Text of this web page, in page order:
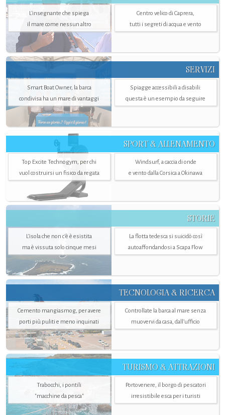
L'insegnante che spiega
il mare come nessun altro
Centro velico di Caprera,
tutti i segreti di acqua e vento
SERVIZI
Smart Boat Owner, la barca
condivisa ha un mare di vantaggi
Spiagge accessibili a disabili:
questa è un esempio da seguire
SPORT & ALLENAMENTO
Top Excite Technogym, per chi
vuol costruirsi un fisico da regata
Windsurf, a caccia di onde
e vento dalla Corsica a Okinawa
STORIE
L’isola che non c'è è esistita
ma è vissuta solo cinque mesi
La flotta tedesca si suicidò così
autoaffondandosi a Scapa Flow
TECNOLOGIA & RICERCA
Cemento mangiasmog, per avere
porti più puliti e meno inquinati
Controllate la barca al mare senza
muovervi da casa, dall’ufficio
TURISMO & ATTRAZIONI
Trabocchi, i pontili
"macchine da pesca"
Portovenere, il borgo di pescatori
irresistibile esca per i turisti